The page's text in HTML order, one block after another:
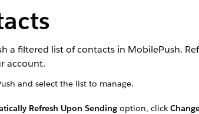
a filtered list of contacts in MobilePush.
account.
and select the list to manage.
Refresh Upon Sendingoption, click